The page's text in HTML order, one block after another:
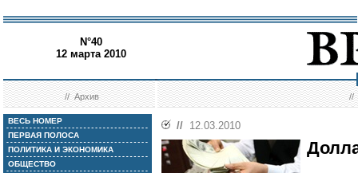
N°40
12 марта 2010
//Архив //
ВЕСЬ НОМЕР
ПЕРВАЯ ПОЛОСА
ПОЛИТИКА И ЭКОНОМИКА
ОБЩЕСТВО
// 12.03.2010